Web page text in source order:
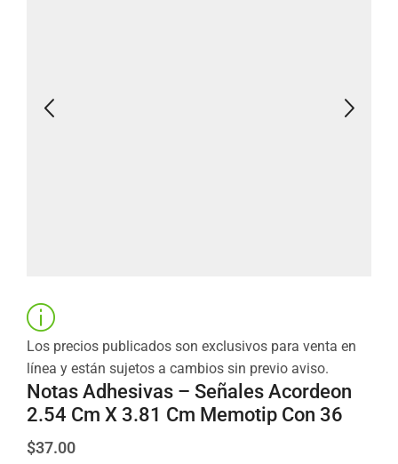
Los precios publicados son exclusivos para venta en
línea y están sujetos a cambios sin previo aviso.
Notas Adhesivas – Señales Acordeon
2.54 Cm X 3.81 Cm Memotip Con 36
$37.00